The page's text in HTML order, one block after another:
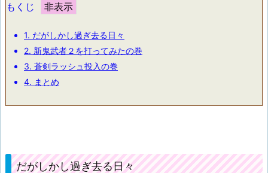
もくじ
1. だがしかし過ぎ去る日々
2. 新鬼武者２を打ってみたの巻
3. 蒼剣ラッシュ投入の巻
4. まとめ
だがしかし過ぎ去る日々